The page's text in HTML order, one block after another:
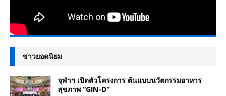
ข่าวยอดนิยม
จุฬาฯ เปิดตัวโครงการ ต้นแบบนวัตกรรมอาหาร
สุขภาพ “GIN-D”